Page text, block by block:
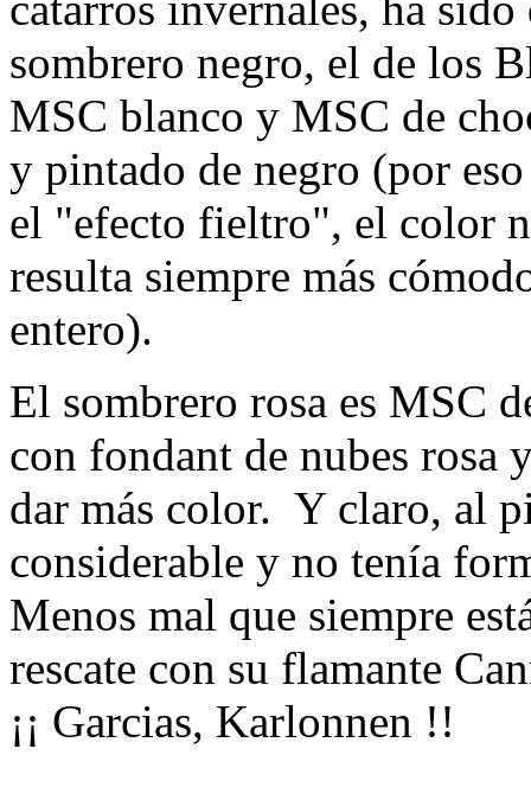
sombrero negro, el de los
MSC blanco y MSC de
y pintado de negro (por
el "efecto fieltro", el color
resulta siempre más
entero).
El sombrero rosa es MSC
con fondant de nubes rosa
dar más color. Y claro, al
considerable y no tenía
Menos mal que siempre
rescate con su flamante
¡¡ Garcias, Karlonnen !!